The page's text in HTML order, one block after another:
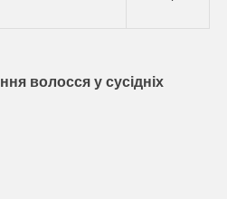
волосся у сусідніх